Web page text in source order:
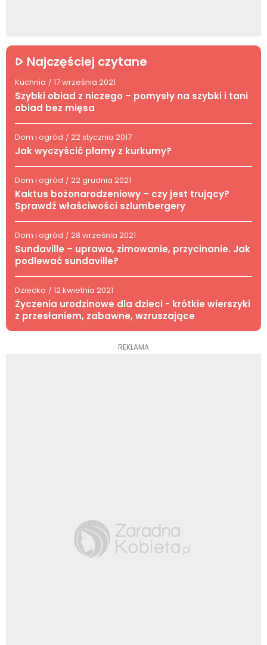
Najczęściej czytane
Kuchnia / 17 września 2021
Szybki obiad z niczego – pomysły na szybki i tani
obiad bez mięsa
Dom i ogród / 22 stycznia 2017
Jak wyczyścić plamy z kurkumy?
Dom i ogród / 22 grudnia 2021
Kaktus bożonarodzeniowy – czy jest trujący?
Sprawdź właściwości szlumbergery
Dom i ogród / 28 września 2021
Sundaville – uprawa, zimowanie, przycinanie. Jak
podlewać sundaville?
Dziecko / 12 kwietnia 2021
Życzenia urodzinowe dla dzieci - krótkie wierszyki
z przesłaniem, zabawne, wzruszające
REKLAMA